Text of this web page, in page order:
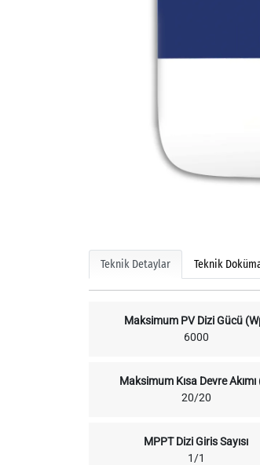
Teknik Detaylar Teknik
Maksimum PV Dizi Gücü
6000
Maksimum Kısa Devre Akımı
20/20
MPPT Dizi Giris Sayısı
1/1